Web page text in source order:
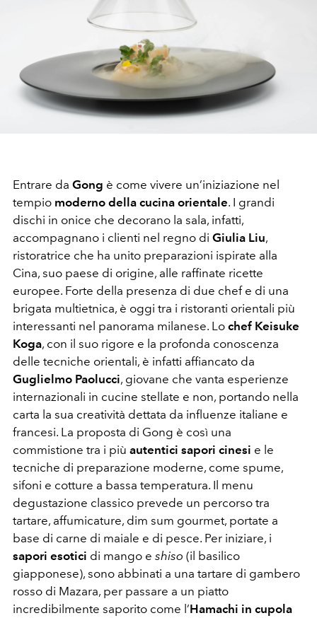
Entrare da Gong è come vivere un’iniziazione nel
tempio moderno della cucina orientale. I grandi
dischi in onice che decorano la sala, infatti,
accompagnano i clienti nel regno di Giulia Liu,
ristoratrice che ha unito preparazioni ispirate alla
Cina, suo paese di origine, alle raffinate ricette
europee. Forte della presenza di due chef e di una
brigata multietnica, è oggi tra i ristoranti orientali più
interessanti nel panorama milanese. Lo chef Keisuke
Koga, con il suo rigore e la profonda conoscenza
delle tecniche orientali, è infatti affiancato da
Guglielmo Paolucci, giovane che vanta esperienze
internazionali in cucine stellate e non, portando nella
carta la sua creatività dettata da influenze italiane e
francesi. La proposta di Gong è così una
commistione tra i più autentici sapori cinesi e le
tecniche di preparazione moderne, come spume,
sifoni e cotture a bassa temperatura. Il menu
degustazione classico prevede un percorso tra
tartare, affumicature, dim sum gourmet, portate a
base di carne di maiale e di pesce. Per iniziare, i
sapori esotici di mango e shiso (il basilico
giapponese), sono abbinati a una tartare di gambero
rosso di Mazara, per passare a un piatto
incredibilmente saporito come l’Hamachi in cupola